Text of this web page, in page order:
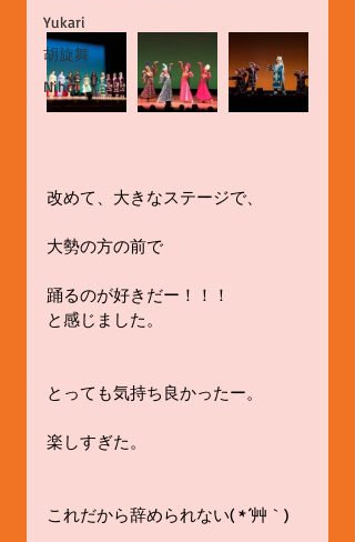
Yukari
胡旋舞
Nihol
改めて、大きなステージで、
大勢の方の前で
踊るのが好きだー！！！
と感じました。
とっても気持ち良かったー。
楽しすぎた。
これだから辞められない( *´艸｀)